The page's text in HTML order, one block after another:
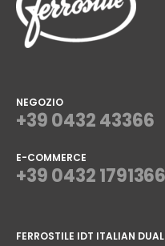
NEGOZIO
+39 0432 43366
E-COMMERCE
+39 0432 1791366
FERROSTILE IDT ITALIAN